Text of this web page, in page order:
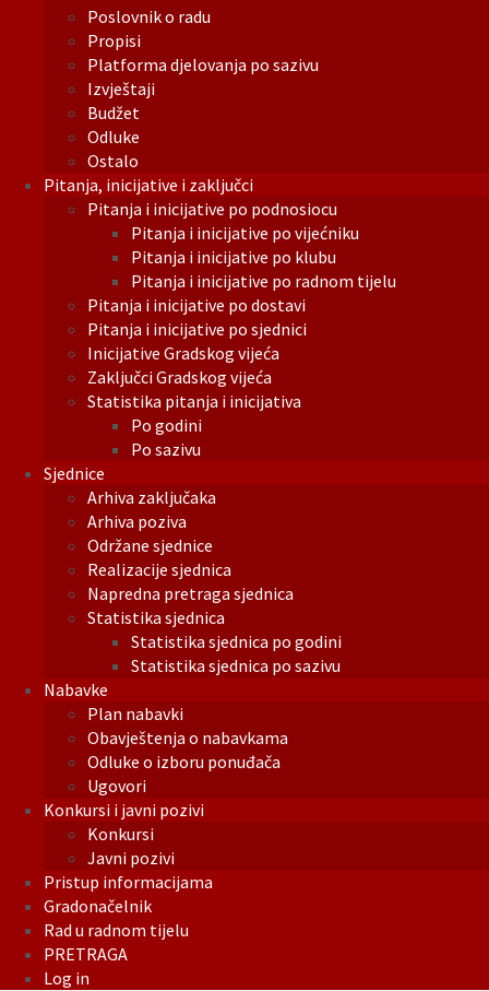
Poslovnik o radu
Propisi
Platforma djelovanja po sazivu
Izvještaji
Budžet
Odluke
Ostalo
Pitanja, inicijative i zaključci
Pitanja i inicijative po podnosiocu
Pitanja i inicijative po vijećniku
Pitanja i inicijative po klubu
Pitanja i inicijative po radnom tijelu
Pitanja i inicijative po dostavi
Pitanja i inicijative po sjednici
Inicijative Gradskog vijeća
Zaključci Gradskog vijeća
Statistika pitanja i inicijativa
Po godini
Po sazivu
Sjednice
Arhiva zaključaka
Arhiva poziva
Održane sjednice
Realizacije sjednica
Napredna pretraga sjednica
Statistika sjednica
Statistika sjednica po godini
Statistika sjednica po sazivu
Nabavke
Plan nabavki
Obavještenja o nabavkama
Odluke o izboru ponuđača
Ugovori
Konkursi i javni pozivi
Konkursi
Javni pozivi
Pristup informacijama
Gradonačelnik
Rad u radnom tijelu
PRETRAGA
Log in